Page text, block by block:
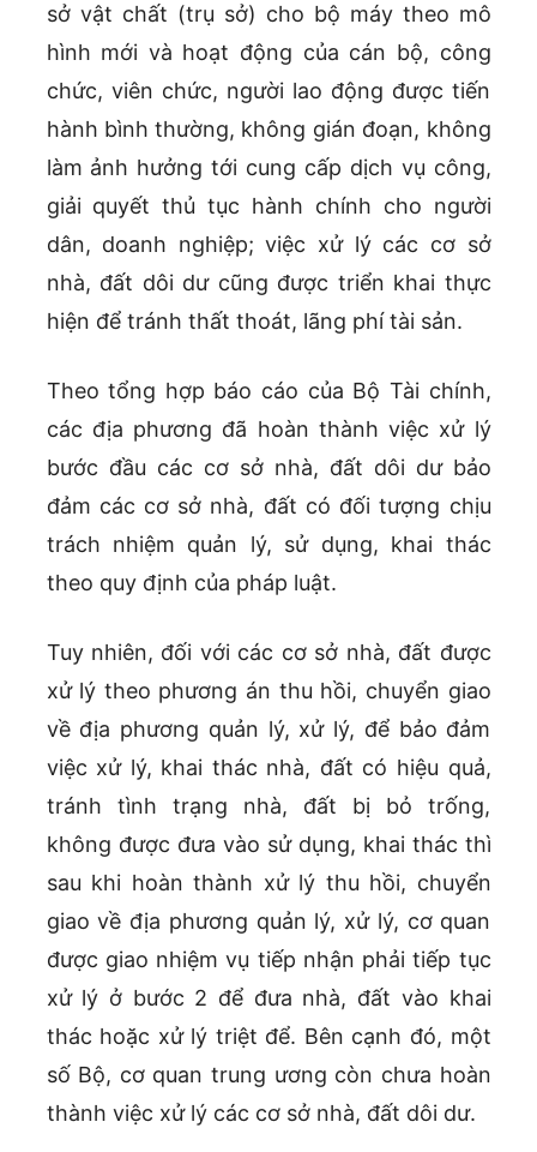
sở vật chất (trụ sở) cho bộ máy theo mô
hình mới và hoạt động của cán bộ, công
chức, viên chức, người lao động được tiến
hành bình thường, không gián đoạn, không
làm ảnh hưởng tới cung cấp dịch vụ công,
giải quyết thủ tục hành chính cho người
dân, doanh nghiệp; việc xử lý các cơ sở
nhà, đất dôi dư cũng được triển khai thực
hiện để tránh thất thoát, lãng phí tài sản.
Theo tổng hợp báo cáo của Bộ Tài chính,
các địa phương đã hoàn thành việc xử lý
bước đầu các cơ sở nhà, đất dôi dư bảo
đảm các cơ sở nhà, đất có đối tượng chịu
trách nhiệm quản lý, sử dụng, khai thác
theo quy định của pháp luật.
Tuy nhiên, đối với các cơ sở nhà, đất được
xử lý theo phương án thu hồi, chuyển giao
về địa phương quản lý, xử lý, để bảo đảm
việc xử lý, khai thác nhà, đất có hiệu quả,
tránh tình trạng nhà, đất bị bỏ trống,
không được đưa vào sử dụng, khai thác thì
sau khi hoàn thành xử lý thu hồi, chuyển
giao về địa phương quản lý, xử lý, cơ quan
được giao nhiệm vụ tiếp nhận phải tiếp tục
xử lý ở bước 2 để đưa nhà, đất vào khai
thác hoặc xử lý triệt để. Bên cạnh đó, một
số Bộ, cơ quan trung ương còn chưa hoàn
thành việc xử lý các cơ sở nhà, đất dôi dư.